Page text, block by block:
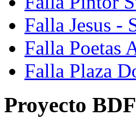
Falla Jesus -
Falla Poetas
Falla Plaza
Proyecto